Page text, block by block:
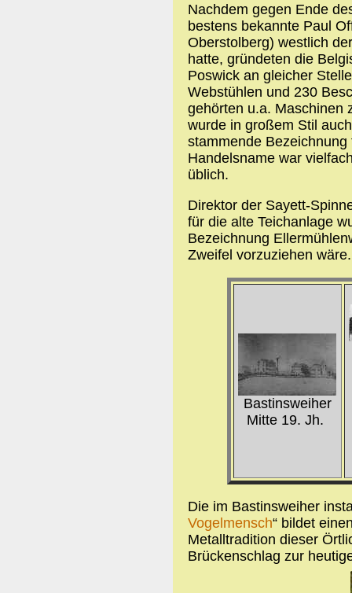
Nachdem gegen Ende
bestens bekannte Paul
Oberstolberg) westlich
hatte, gründeten die
Poswick an gleicher
Webstühlen und 230
gehörten u.a. Maschinen
wurde in großem Stil
stammende
Handelsname war
üblich.
Direktor der Sayett-
für die alte Teichanlage
Bezeichnung
Zweifel vorzuziehen wäre.
Bastinsweiher
Mitte 19. Jh.
Die im Bastinsweiher
Vogelmensch“ bildet
Metalltradition dieser
Brückenschlag zur